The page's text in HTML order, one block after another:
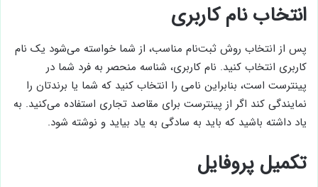
انتخاب نام کاربری
پس از انتخاب روش ثبت‌نام مناسب، از شما خواسته می‌شود یک نام
کاربری انتخاب کنید. نام کاربری، شناسه منحصر به فرد شما در
پینترست است، بنابراین نامی را انتخاب کنید که شما یا برندتان را
نمایندگی کند اگر از پینترست برای مقاصد تجاری استفاده می‌کنید. به
یاد داشته باشید که باید به سادگی به یاد بیاید و نوشته شود.
تکمیل پروفایل